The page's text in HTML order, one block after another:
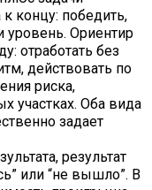
концу: победить,
уровень. Ориентир
отработать без
действовать по
риска,
участках. Оба вида
задает
результат
или “не вышло”. В